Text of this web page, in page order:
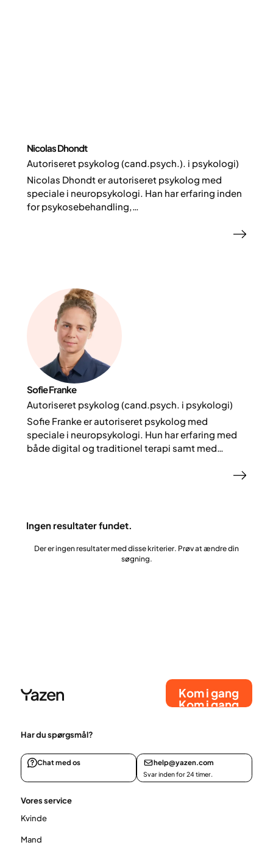
Nicolas Dhondt
Autoriseret psykolog (cand.psych.). i psykologi)
Nicolas Dhondt er autoriseret psykolog med
speciale i neuropsykologi. Han har erfaring inden
for psykosebehandling,
Sofie Franke
Autoriseret psykolog (cand.psych. i psykologi)
Sofie Franke er autoriseret psykolog med
speciale i neuropsykologi. Hun har erfaring med
både digital og traditionel terapi samt med
Ingen resultater fundet.
Der er ingen resultater med disse kriterier. Prøv at ændre din
søgning.
Kom i gang
Kom i gang
Har du spørgsmål?
Chat med os help@yazen.com
Svar inden for 24 timer.
Vores service
Kvinde
Mand